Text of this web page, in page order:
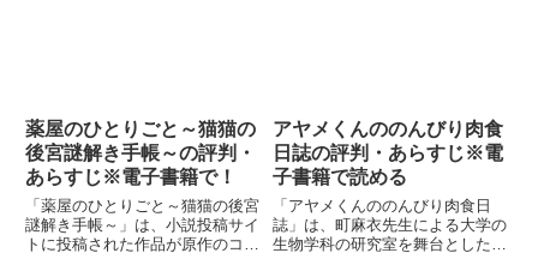
薬屋のひとりごと～猫猫の
後宮謎解き手帳～の評判・
あらすじ※電子書籍で！
「薬屋のひとりごと～猫猫の後宮
謎解き手帳～」は、小説投稿サイ
トに投稿された作品が原作のコミ
アヤメくんののんびり肉食
日誌の評判・あらすじ※電
子書籍で読める
「アヤメくんののんびり肉食日
誌」は、町麻衣先生による大学の
生物学科の研究室を舞台としたラ